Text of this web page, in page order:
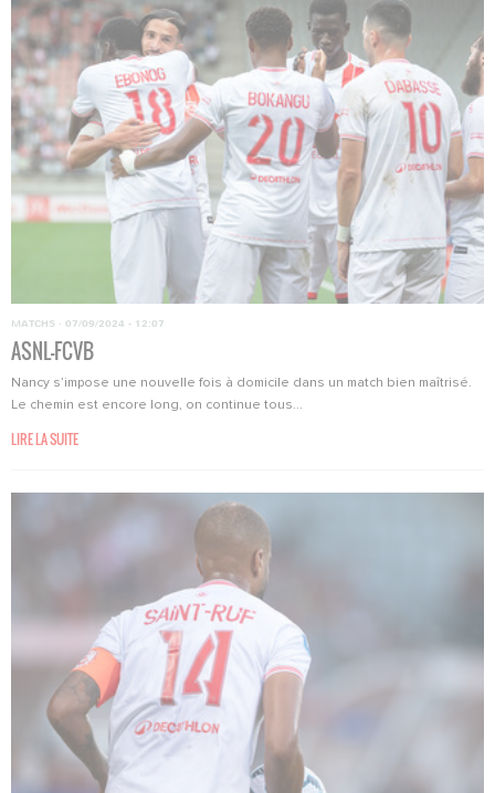
MATCHS · 07/09/2024 - 12:07
ASNL-FCVB
Nancy s’impose une nouvelle fois à domicile dans un match bien maîtrisé.
Le chemin est encore long, on continue tous...
LIRE LA SUITE